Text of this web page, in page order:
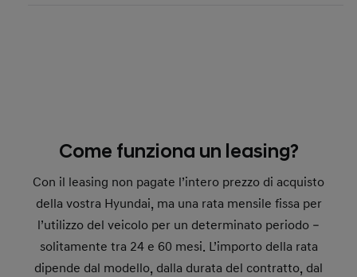
Come funziona un leasing?
Con il leasing non pagate l’intero prezzo di acquisto
della vostra Hyundai, ma una rata mensile fissa per
l’utilizzo del veicolo per un determinato periodo –
solitamente tra 24 e 60 mesi. L’importo della rata
dipende dal modello, dalla durata del contratto, dal